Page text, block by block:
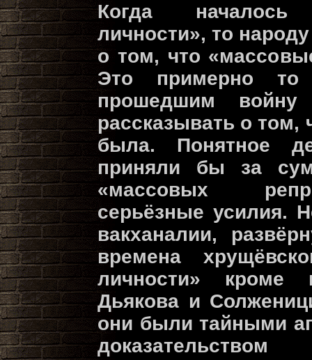
Когда началось
личности», то
о том, что
Это примерно
прошедшим войну
рассказывать о том,
была. Понятное
приняли бы за
«массовых
серьёзные усилия.
вакханалии,
времена
личности» кроме
Дьякова и
они были тайными